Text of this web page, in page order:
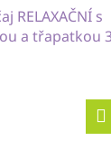
RELAXAČNÍ s
a třapatkou